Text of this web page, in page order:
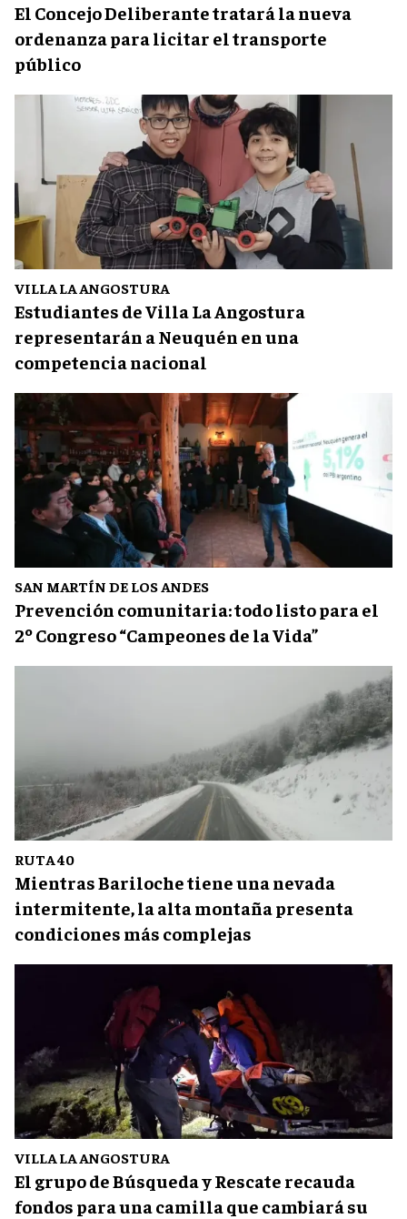
El Concejo Deliberante tratará la nueva
ordenanza para licitar el transporte
público
VILLA LA ANGOSTURA
Estudiantes de Villa La Angostura
representarán a Neuquén en una
competencia nacional
SAN MARTÍN DE LOS ANDES
Prevención comunitaria: todo listo para el
2º Congreso “Campeones de la Vida”
RUTA 40
Mientras Bariloche tiene una nevada
intermitente, la alta montaña presenta
condiciones más complejas
VILLA LA ANGOSTURA
El grupo de Búsqueda y Rescate recauda
fondos para una camilla que cambiará su